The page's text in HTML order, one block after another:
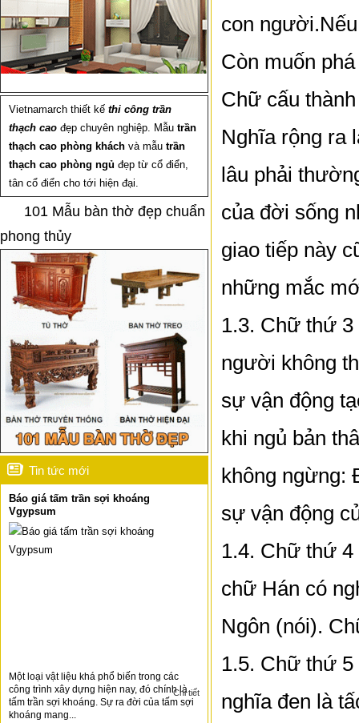
Vietnamarch thiết kế thi công trần
thạch cao đẹp chuyên nghiệp. Mẫu trần
thạch cao phòng khách và mẫu trần
thạch cao phòng ngủ đẹp từ cổ điển,
tân cổ điển cho tới hiện đại.
101 Mẫu bàn thờ đẹp chuẩn
phong thủy
Tin tức mới
Báo giá tấm trần sợi khoáng
Vgypsum
Một loại vật liệu khá phổ biến trong các
công trình xây dựng hiện nay, đó chính là
tấm trần sợi khoáng. Sự ra đời của tấm sợi
khoáng mang...
Chi tiết
con
Còn muốn
Chữ cấu
Nghĩa rộng ra
lâu phải
của đời sống
giao tiếp này
những mắc
1.3. Chữ thứ
người không
sự vận động
khi ngủ bản
không ngừng:
sự vận động
1.4. Chữ thứ
chữ Hán có
Ngôn (nói).
1.5. Chữ thứ
nghĩa đen là